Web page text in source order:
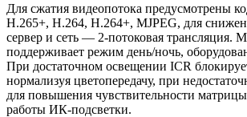
Для сжатия видеопотока предусмотрены
H.265+, H.264, H.264+, MJPEG, для
сервер и сеть — 2-потоковая трансляция.
поддерживает режим день/ночь,
При достаточном освещении ICR
нормализуя цветопередачу, при
для повышения чувствительности
работы ИК-подсветки.